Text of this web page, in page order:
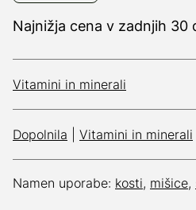
Najnižja cena v zadnjih 30
Vitamini in minerali
Dopolnila Vitamini in minerali
Namen uporabe: kosti, mišice,